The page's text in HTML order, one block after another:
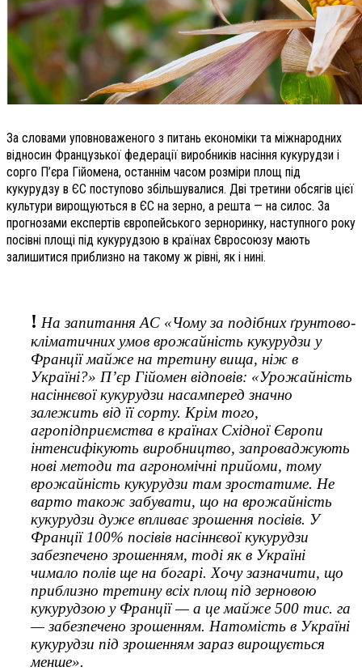
За словами уповноваженого з питань економіки та міжнародних
відносин Французької федерації виробників насіння кукурудзи і
сорго П’єра Гійомена, останнім часом розміри площ під
кукурудзу в ЄС поступово збільшувалися. Дві третини обсягів цієї
культури вирощуються в ЄС на зерно, а решта — на силос. За
прогнозами експертів європейського зерноринку, наступного року
посівні площі під кукурудзою в країнах Євросоюзу мають
залишитися приблизно на такому ж рівні, як і нині.
! На запитання АС «Чому за подібних ґрунтово-
кліматичних умов врожайність кукурудзи у
Франції майже на третину вища, ніж в
Україні?» П’єр Гійомен відповів: «Урожайність
насіннєвої кукурудзи насамперед значно
залежить від її сорту. Крім того,
агропідприємства в країнах Східної Європи
інтенсифікують виробництво, запроваджують
нові методи та агрономічні прийоми, тому
врожайність кукурудзи там зростатиме. Не
варто також забувати, що на врожайність
кукурудзи дуже впливає зрошення посівів. У
Франції 100% посівів насіннєвої кукурудзи
забезпечено зрошенням, тоді як в Україні
чимало полів ще на богарі. Хочу зазначити, що
приблизно третину всіх площ під зерновою
кукурудзою у Франції — а це майже 500 тис. га
— забезпечено зрошенням. Натомість в Україні
кукурудзи під зрошенням зараз вирощується
менше».